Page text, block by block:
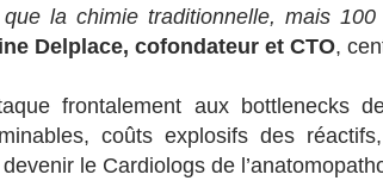
que la chimie traditionnelle, mais
Delplace, cofondateur et CTO,
frontalement aux bottlenecks
coûts explosifs des
le Cardiologs de